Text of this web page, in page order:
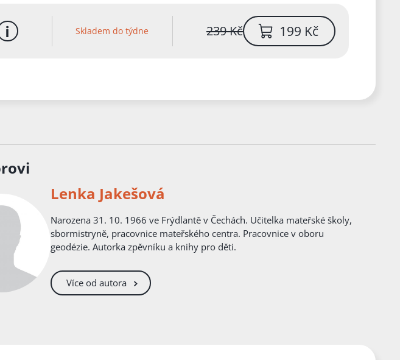
více informací
Skladem do týdne 239 Kč 199 Kč
Lenka Jakešová
Narozena 31. 10. 1966 ve Frýdlantě v Čechách. Učitelka mateřské školy,
sbormistryně, pracovnice mateřského centra. Pracovnice v oboru
geodézie. Autorka zpěvníku a knihy pro děti.
Více od autora